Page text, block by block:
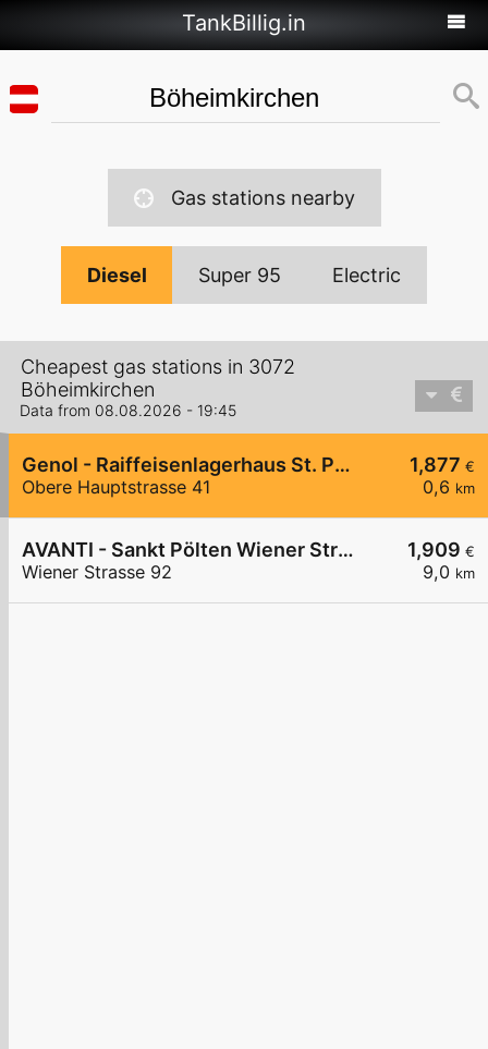
TankBillig.in
Gas stations nearby
Diesel Super 95 Electric
Cheapest gas stations in 3072
Böheimkirchen
Data from 08.08.2026 - 19:45
1,877 €
0,6 km
Genol - Raiffeisenlagerhaus St. Pölten
Obere Hauptstrasse 41
1,909 €
9,0 km
AVANTI - Sankt Pölten Wiener Straße 92
Wiener Strasse 92